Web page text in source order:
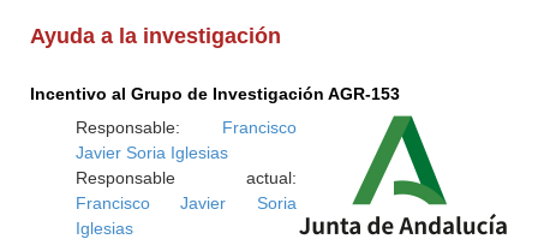
Ayuda a la investigación
Incentivo al Grupo de Investigación AGR-153
Responsable: Francisco
Javier Soria Iglesias
Responsable actual:
Francisco Javier Soria
Iglesias